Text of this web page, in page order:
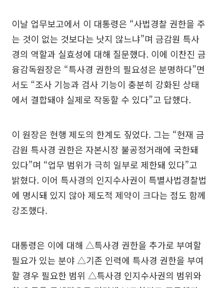
이날 업무보고에서 이 대통령은 “사법경찰 권한을 주
는 것이 없는 것보다는 낫지 않느냐”며 금감원 특사
경의 역할과 실효성에 대해 질문했다. 이에 이찬진 금
융감독원장은 “특사경 권한의 필요성은 분명하다”면
서도 “조사 기능과 검사 기능이 충분히 강화된 상태
에서 결합돼야 실제로 작동할 수 있다”고 답했다.
이 원장은 현행 제도의 한계도 짚었다. 그는 “현재 금
감원 특사경 권한은 자본시장 불공정거래에 국한돼
있다”며 “업무 범위가 극히 일부로 제한돼 있다”고
밝혔다. 이어 특사경의 인지수사권이 특별사법경찰법
에 명시돼 있지 않아 제도적 제약이 크다는 점도 함께
강조했다.
대통령은 이에 대해 △특사경 권한을 추가로 부여할
필요가 있는 분야 △기존 인력에 특사경 권한을 부여
할 경우 필요한 범위 △특사경 인지수사권의 범위와